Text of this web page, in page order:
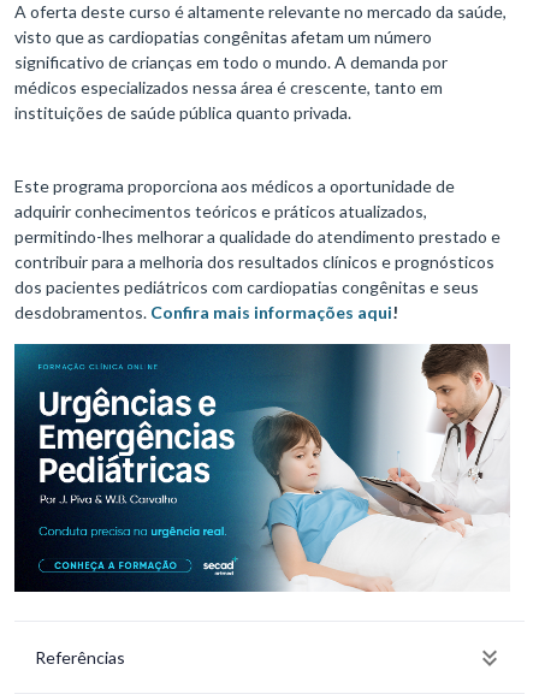
A oferta deste curso é altamente relevante no mercado da saúde,
visto que as cardiopatias congênitas afetam um número
significativo de crianças em todo o mundo. A demanda por
médicos especializados nessa área é crescente, tanto em
instituições de saúde pública quanto privada.
Este programa proporciona aos médicos a oportunidade de
adquirir conhecimentos teóricos e práticos atualizados,
permitindo-lhes melhorar a qualidade do atendimento prestado e
contribuir para a melhoria dos resultados clínicos e prognósticos
dos pacientes pediátricos com cardiopatias congênitas e seus
desdobramentos. Confira mais informações aqui!
Referências